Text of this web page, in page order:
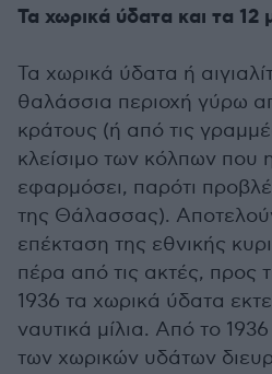
Τα χωρικά ύδατα και τα 12
Τα χωρικά ύδατα ή
θαλάσσια περιοχή γύρω
κράτους (ή από τις
κλείσιμο των κόλπων που
εφαρμόσει, παρότι
της Θάλασσας).
επέκταση της εθνικής
πέρα από τις ακτές, προς
1936 τα χωρικά ύδατα
ναυτικά μίλια. Από το
των χωρικών υδάτων